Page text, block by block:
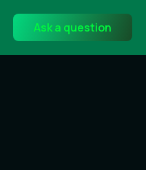
Ask a question